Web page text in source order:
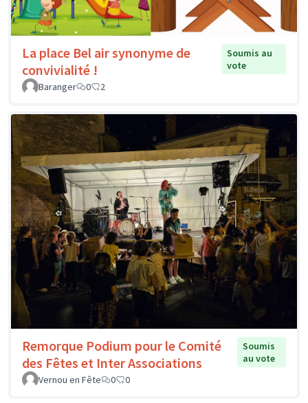
La place Bel air synonyme de
convivialité !
Soumis au
vote
Baranger
0 2
Remorque Podium pour le Comité
des Fêtes et Inter Associations
Soumis
au vote
Vernou en Fête
0 0